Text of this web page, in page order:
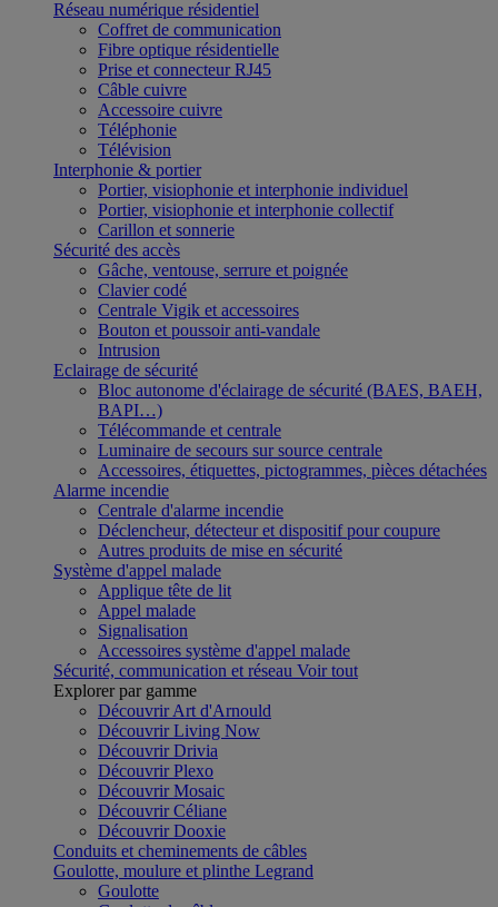
Réseau numérique résidentiel
Coffret de communication
Fibre optique résidentielle
Prise et connecteur RJ45
Câble cuivre
Accessoire cuivre
Téléphonie
Télévision
Interphonie & portier
Portier, visiophonie et interphonie individuel
Portier, visiophonie et interphonie collectif
Carillon et sonnerie
Sécurité des accès
Gâche, ventouse, serrure et poignée
Clavier codé
Centrale Vigik et accessoires
Bouton et poussoir anti-vandale
Intrusion
Eclairage de sécurité
Bloc autonome d'éclairage de sécurité (BAES, BAEH,
BAPI…)
Télécommande et centrale
Luminaire de secours sur source centrale
Accessoires, étiquettes, pictogrammes, pièces détachées
Alarme incendie
Centrale d'alarme incendie
Déclencheur, détecteur et dispositif pour coupure
Autres produits de mise en sécurité
Système d'appel malade
Applique tête de lit
Appel malade
Signalisation
Accessoires système d'appel malade
Sécurité, communication et réseau Voir tout
Explorer par gamme
Découvrir Art d'Arnould
Découvrir Living Now
Découvrir Drivia
Découvrir Plexo
Découvrir Mosaic
Découvrir Céliane
Découvrir Dooxie
Conduits et cheminements de câbles
Goulotte, moulure et plinthe Legrand
Goulotte